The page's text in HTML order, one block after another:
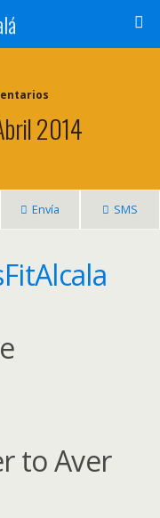
2014
Envía SMS
to Aver